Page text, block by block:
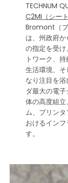
TECHNUM
C2MI（シー
Bromont（ブ
は、州政府
の指定を受
トワーク、
生活環境、
なり注目を
ダ最大の電
体の高度組
ム、プリン
おけるイン
す。